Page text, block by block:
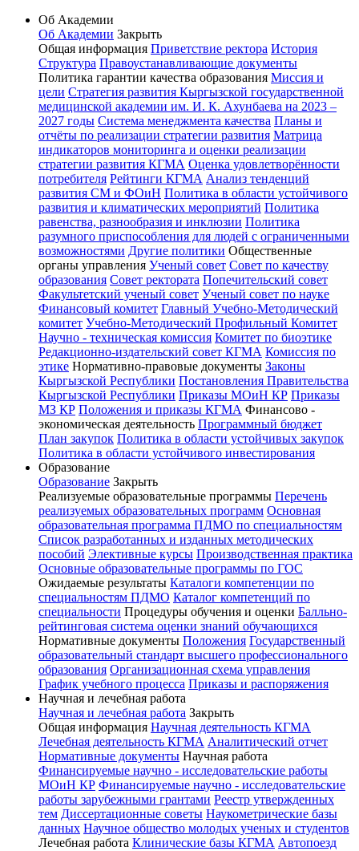
Об Академии
Об Академии Закрыть
Общая информация Приветствие ректора История
Структура Правоустанавливающие документы
Политика гарантии качества образования Миссия и
цели Стратегия развития Кыргызской государственной
медицинской академии им. И. К. Ахунбаева на 2023 –
2027 годы Система менеджмента качества Планы и
отчёты по реализации стратегии развития Матрица
индикаторов мониторинга и оценки реализации
стратегии развития КГМА Оценка удовлетворённости
потребителя Рейтинги КГМА Анализ тенденций
развития СМ и ФОиН Политика в области устойчивого
развития и климатических мероприятий Политика
равенства, разнообразия и инклюзии Политика
разумного приспособления для людей с ограниченными
возможностями Другие политики Общественные
органы управления Ученый совет Совет по качеству
образования Совет ректората Попечительский совет
Факультетский ученый совет Ученый совет по науке
Финансовый комитет Главный Учебно-Методический
комитет Учебно-Методический Профильный Комитет
Научно - техническая комиссия Комитет по биоэтике
Редакционно-издательский совет КГМА Комиссия по
этике Нормативно-правовые документы Законы
Кыргызской Республики Постановления Правительства
Кыргызской Республики Приказы МОиН КР Приказы
МЗ КР Положения и приказы КГМА Финансово -
экономическая деятельность Программный бюджет
План закупок Политика в области устойчивых закупок
Политика в области устойчивого инвестирования
Образование
Образование Закрыть
Реализуемые образовательные программы Перечень
реализуемых образовательных программ Основная
образовательная программа ПДМО по специальностям
Список разработанных и изданных методических
пособий Элективные курсы Производственная практика
Основные образовательные программы по ГОС
Ожидаемые результаты Каталоги компетенции по
специальностям ПДМО Каталог компетенций по
специальности Процедуры обучения и оценки Балльно-
рейтинговая система оценки знаний обучающихся
Нормативные документы Положения Государственный
образовательный стандарт высшего профессионального
образования Организационная схема управления
График учебного процесса Приказы и распоряжения
Научная и лечебная работа
Научная и лечебная работа Закрыть
Общая информация Научная деятельность КГМА
Лечебная деятельность КГМА Аналитический отчет
Нормативные документы Научная работа
Финансируемые научно - исследовательские работы
МОиН КР Финансируемые научно - исследовательские
работы зарубежными грантами Реестр утвержденных
тем Диссертационные советы Наукометрические базы
данных Научное общество молодых ученых и студентов
Лечебная работа Клинические базы КГМА Автопоезд